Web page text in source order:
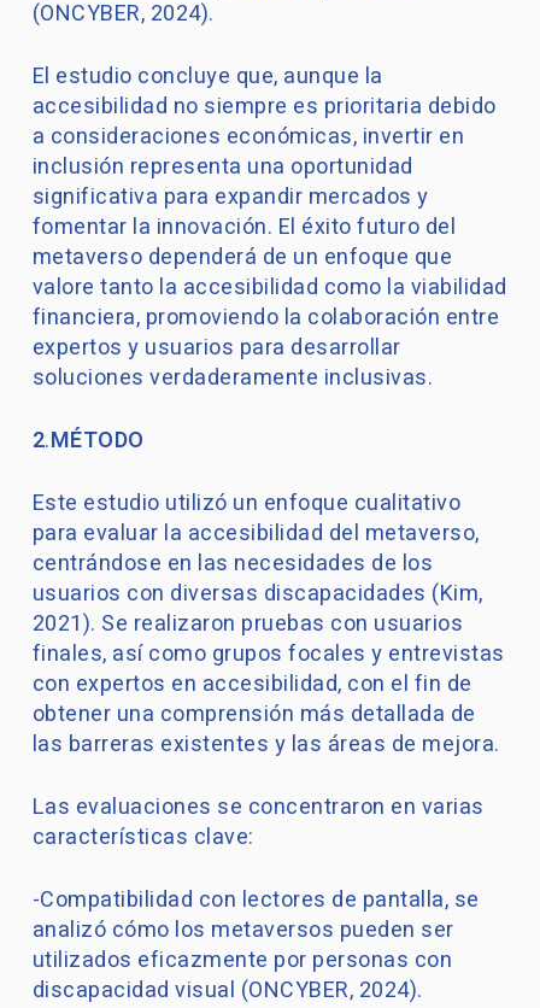
(ONCYBER, 2024).
El estudio concluye que, aunque la
accesibilidad no siempre es prioritaria debido
a consideraciones económicas, invertir en
inclusión representa una oportunidad
significativa para expandir mercados y
fomentar la innovación. El éxito futuro del
metaverso dependerá de un enfoque que
valore tanto la accesibilidad como la viabilidad
financiera, promoviendo la colaboración entre
expertos y usuarios para desarrollar
soluciones verdaderamente inclusivas.
2.MÉTODO
Este estudio utilizó un enfoque cualitativo
para evaluar la accesibilidad del metaverso,
centrándose en las necesidades de los
usuarios con diversas discapacidades (Kim,
2021). Se realizaron pruebas con usuarios
finales, así como grupos focales y entrevistas
con expertos en accesibilidad, con el fin de
obtener una comprensión más detallada de
las barreras existentes y las áreas de mejora.
Las evaluaciones se concentraron en varias
características clave:
-Compatibilidad con lectores de pantalla, se
analizó cómo los metaversos pueden ser
utilizados eficazmente por personas con
discapacidad visual (ONCYBER, 2024).